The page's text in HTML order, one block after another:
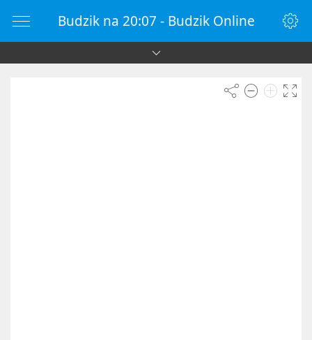
Budzik na 20:07 - Budzik Online